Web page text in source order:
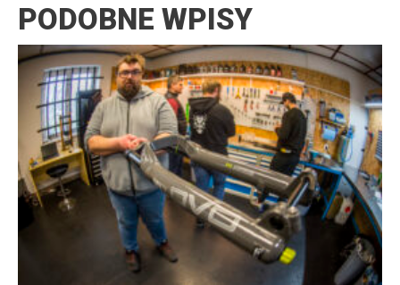
PODOBNE WPISY